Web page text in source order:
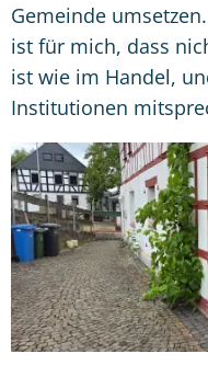
Gemeinde
ist für mich, dass
ist wie im Handel,
Institutionen